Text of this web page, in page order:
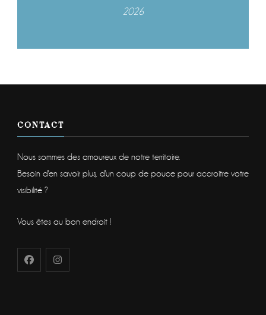
2026
CONTACT
Nous sommes des amoureux de notre territoire.
Besoin d'en savoir plus, d'un coup de pouce pour accroitre votre
visibilité ?
Vous êtes au bon endroit !